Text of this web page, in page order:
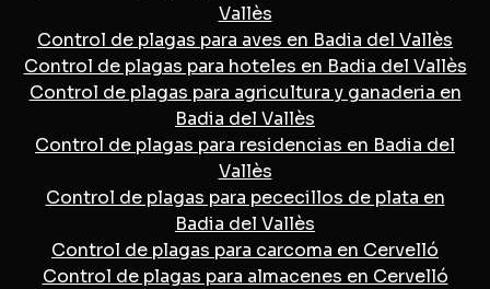
Vallès
Control de plagas para aves en Badia del Vallès
Control de plagas para hoteles en Badia del Vallès
Control de plagas para agricultura y ganaderia en
Badia del Vallès
Control de plagas para residencias en Badia del
Vallès
Control de plagas para pececillos de plata en
Badia del Vallès
Control de plagas para carcoma en Cervelló
Control de plagas para almacenes en Cervelló